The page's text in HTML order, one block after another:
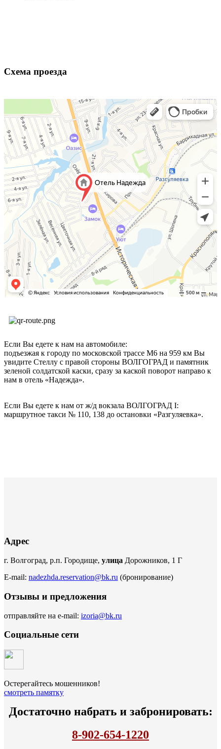
Схема проезда
Если Вы едете к нам на автомобиле:
подъезжая к городу по московской трассе М6 на 959 км Вы
увидите Стеллу с правой стороны ВОЛГОГРАД и памятник
зеленой солдатской каски, сразу за каской поворот направо к
нам в отель «Надежда».
Если Вы едете к нам от ж/д вокзала ВОЛГОГРАД I:
маршрутное такси № 110, 138 до остановки «Разгуляевка».
Адрес
г. Волгоград, р.п. Городище, улица Дорожников, 1 Г
E-mail: nadezhda.reservation@bk.ru (бронирование)
Отзывы и предложения
отправляйте на e-mail: izoria@bk.ru
Социальные сети
Остерегайтесь мошенников!
смотреть памятку
Достаточно набрать и забронировать:
8-902-654-1220